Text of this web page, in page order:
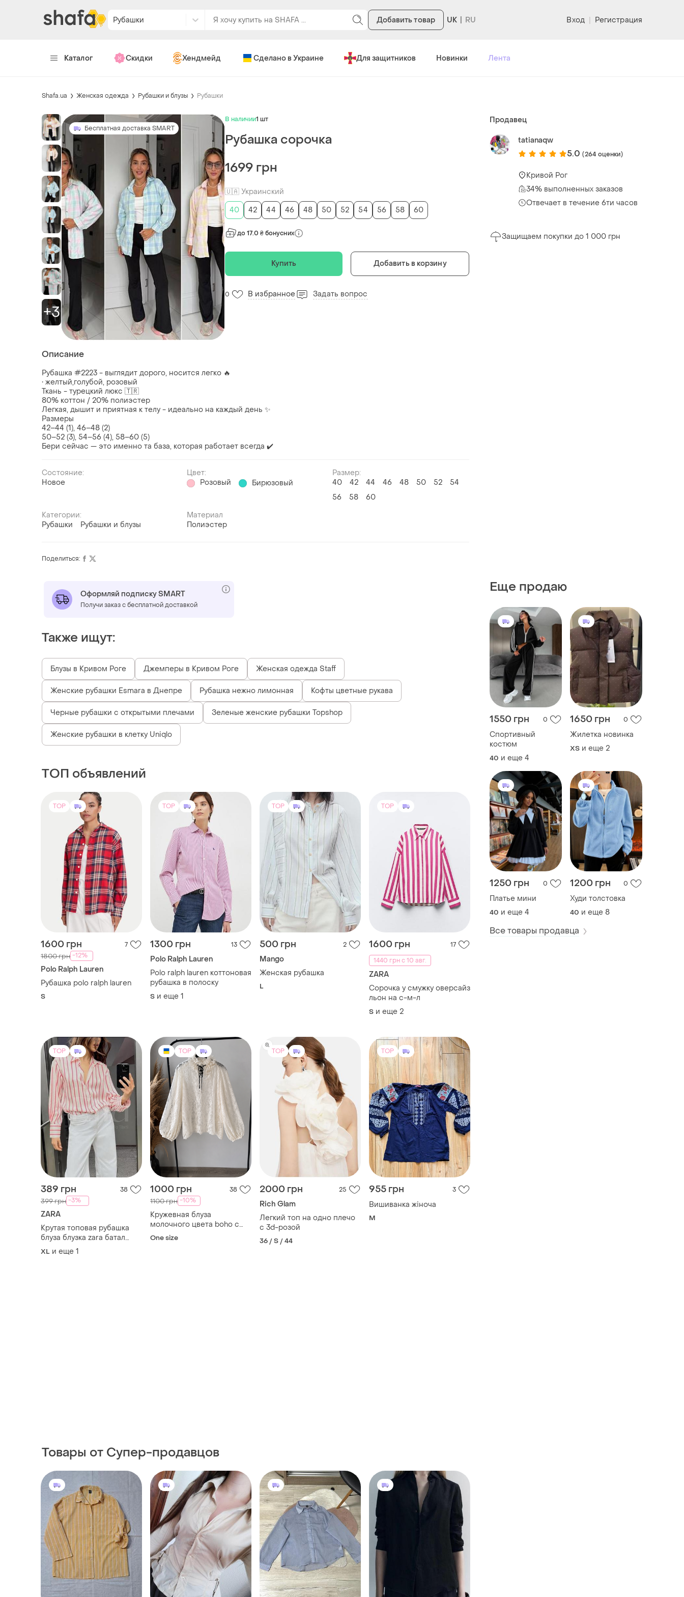
Рубашки Добавить товар UK Вход | Регистрация
Каталог Скидки Хендмейд Сделано в Украине Для защитников Новинки Лента
Shafa.ua Женская одежда Рубашки и блузы Рубашки
+3
Бесплатная доставка SMART
В наличии1 шт
Рубашка сорочка
1699 грн
🇺🇦 Украинский
40
42 44 46 48 50 52 54 56 58 60
до 17.0 ₴ бонусних
Купить Добавить в корзину
0 В избранное Задать вопрос
Описание
Рубашка #2223 - выглядит дорого, носится легко 🔥
• желтый,голубой, розовый
Ткань - турецкий люкс 🇹🇷
80% коттон / 20% полиэстер
Легкая, дышит и приятная к телу - идеально на каждый день ✨
Размеры
42–44 (1), 46–48 (2)
50–52 (3), 54–56 (4), 58–60 (5)
Бери сейчас — это именно та база, которая работает всегда ✔️
Состояние:
Новое
Цвет:
Розовый
Бирюзовый
Размер:
40
42 44 46 48 50 52
54
56
58
60
Категории:
Рубашки
Рубашки и блузы
Материал
Полиэстер
Продавец
tatianaqw
5.0 (264 оценки)
Кривой Рог
34% выполненных заказов
Отвечает в течение 6ти часов
Защищаем покупки до 1 000 грн
Еще продаю
1550 грн 0
Спортивный
костюм
40 и еще 4
1650 грн 0
Жилетка новинка
ХS и еще 2
1250 грн 0
Платье мини
40 и еще 4
1200 грн 0
Худи толстовка
40 и еще 8
Все товары продавца
Поделиться:
Оформляй подписку SMART
Получи заказ с бесплатной доставкой
Также ищут:
Блузы в Кривом Роге Джемперы в Кривом Роге Женская одежда Staff
Женские рубашки Esmara в Днепре Рубашка нежно лимонная Кофты цветные рукава
Черные рубашки с открытыми плечами Зеленые женские рубашки Topshop
Женские рубашки в клетку Uniqlo
ТОП объявлений
TOP
1600 грн 7
1800 грн -12%
Polo Ralph Lauren
Рубашка polo ralph lauren
S
TOP
1300 грн 13
Polo Ralph Lauren
Polo ralph lauren коттоновая
рубашка в полоску
S и еще 1
TOP
500 грн 2
Mango
Женская рубашка
L
TOP
1600 грн
17
1440 грн с 10 авг.
ZARA
Сорочка у смужку оверсайз
льон на с-м-л
S и еще 2
TOP
389 грн 38
399 грн -3%
ZARA
Крутая топовая рубашка
блуза блузка zara батал
большой размер оверсайз
свободная трендовая
XL и еще 1
TOP
1000 грн 38
1100 грн -10%
Кружевная блуза
молочного цвета boho с
объемными рукавами
One size
TOP
2000 грн 25
Rich Glam
Легкий топ на одно плечо
с 3d-розой
36 / S / 44
TOP
955 грн 3
Вишиванка жіноча
M
Товары от Супер-продавцов